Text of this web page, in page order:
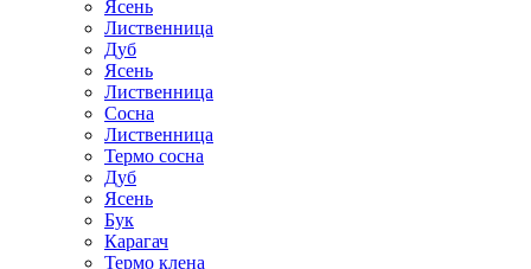
Ясень
Лиственница
Дуб
Ясень
Лиственница
Сосна
Лиственница
Термо сосна
Дуб
Ясень
Бук
Карагач
Термо клена